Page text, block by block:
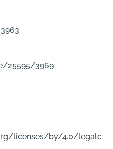
25595/3969
licenses/by/4.0/legalc